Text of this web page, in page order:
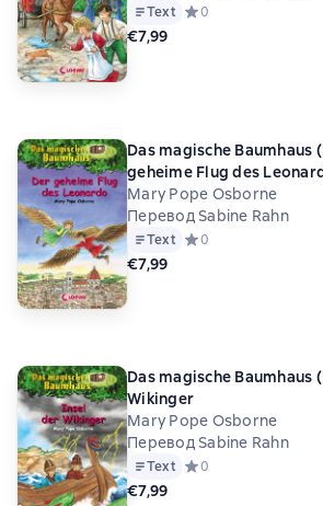
Text Средний рейтинг 0
0
€7,99
Das magische Baumhaus
geheime Flug des
Mary Pope Osborne
Перевод Sabine Rahn
Text Средний рейтинг 0
0
€7,99
Das magische Baumhaus
Wikinger
Mary Pope Osborne
Перевод Sabine Rahn
Text Средний рейтинг 0
0
€7,99